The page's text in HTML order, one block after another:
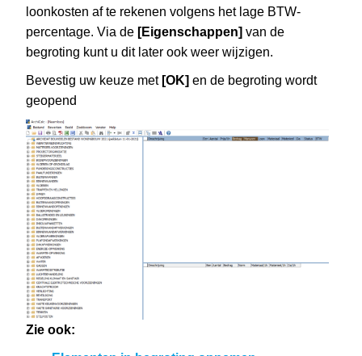
loonkosten af te rekenen volgens het lage BTW-
percentage. Via de [Eigenschappen] van de
begroting kunt u dit later ook weer wijzigen.
Bevestig uw keuze met [OK] en de begroting wordt
geopend
Zie ook: